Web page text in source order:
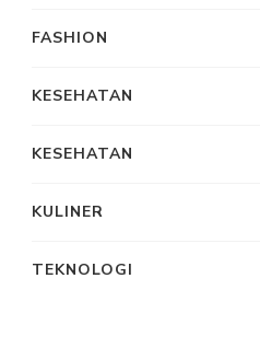
FASHION
KESEHATAN
KESEHATAN
KULINER
TEKNOLOGI